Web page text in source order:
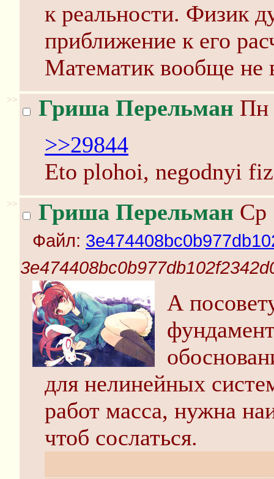
к реальности. Физик
приближение к его
Математик вообще не
>> Гриша Перельман Пн
>>29844
Eto plohoi, negodnyi
>> Гриша Перельман Ср
Файл:
А
для нелинейных
работ масса, нужна
чтоб сослаться.